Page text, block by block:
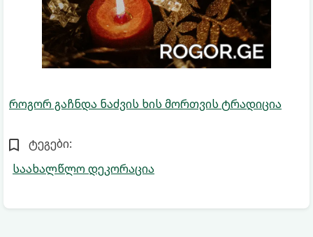
როგორ გაჩნდა ნაძვის ხის მორთვის ტრადიცია
ტეგები:
საახალწლო დეკორაცია